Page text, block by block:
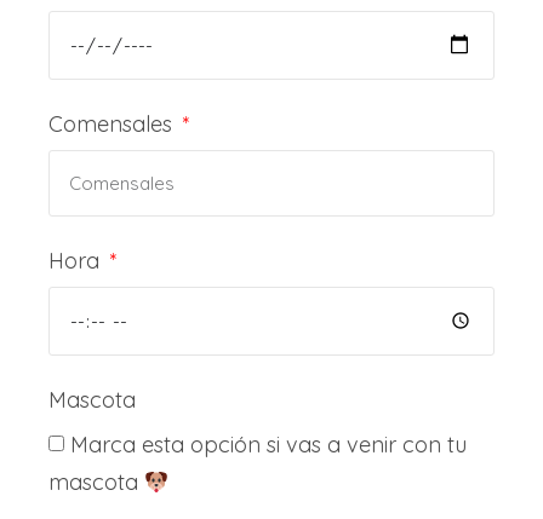
Comensales
Hora
Mascota
Marca esta opción si vas a venir con tu
mascota